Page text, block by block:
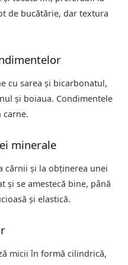
de bucătărie, dar textura
cu sarea și bicarbonatul,
și boiaua. Condimentele
minerale
cărnii și la obținerea unei
și se amestecă bine, până
și elastică.
micii în formă cilindrică,